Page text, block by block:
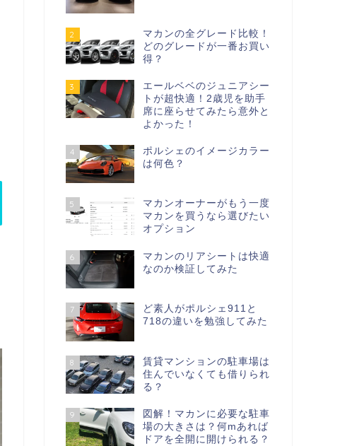
2
マカンの全グレード比較！
どのグレードが一番お買い
得？
3
エールベベのジュニアシー
トが超快適！2歳児を助手
席に座らせてみたら意外と
よかった！
4
ポルシェのイメージカラー
は何色？
5
マカンオーナーがもう一度
マカンを買うなら選びたい
オプション
6
マカンのリアシートは快適
なのか検証してみた
7
ど素人がポルシェ911と
718の違いを勉強してみた
8
賃貸マンションの駐車場は
住んでいなくても借りられ
る？
9
図解！マカンに必要な駐車
場の大きさは？何mあれば
ドアを全開に開けられる？